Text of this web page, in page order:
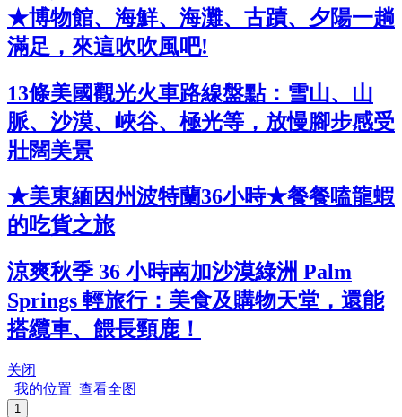
★博物館、海鮮、海灘、古蹟、夕陽一趟
滿足，來這吹吹風吧!
13條美國觀光火車路線盤點：雪山、山
脈、沙漠、峽谷、極光等，放慢腳步感受
壯闊美景
★美東緬因州波特蘭36小時★餐餐嗑龍蝦
的吃貨之旅
涼爽秋季 36 小時南加沙漠綠洲 Palm
Springs 輕旅行：美食及購物天堂，還能
搭纜車、餵長頸鹿！
关闭
我的位置 查看全图
1